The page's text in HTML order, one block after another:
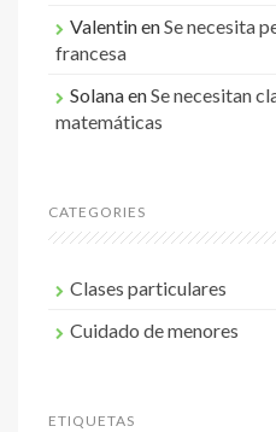
ValentinenSe necesita
francesa
SolanaenSe necesitan
matemáticas
CATEGORIES
Clases particulares
Cuidado de menores
ETIQUETAS